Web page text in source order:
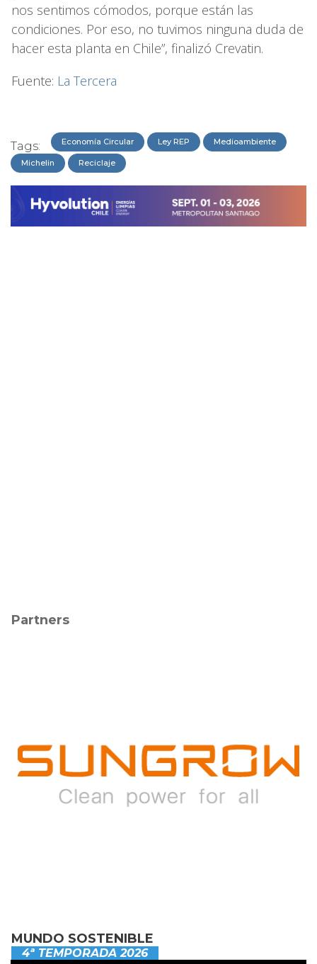
nos sentimos cómodos, porque están las
condiciones. Por eso, no tuvimos ninguna duda de
hacer esta planta en Chile”, finalizó Crevatin.
Fuente: La Tercera
Tags: Economía Circular Ley REP Medioambiente
Michelin Reciclaje
Partners
MUNDO SOSTENIBLE
4ª TEMPORADA 2026